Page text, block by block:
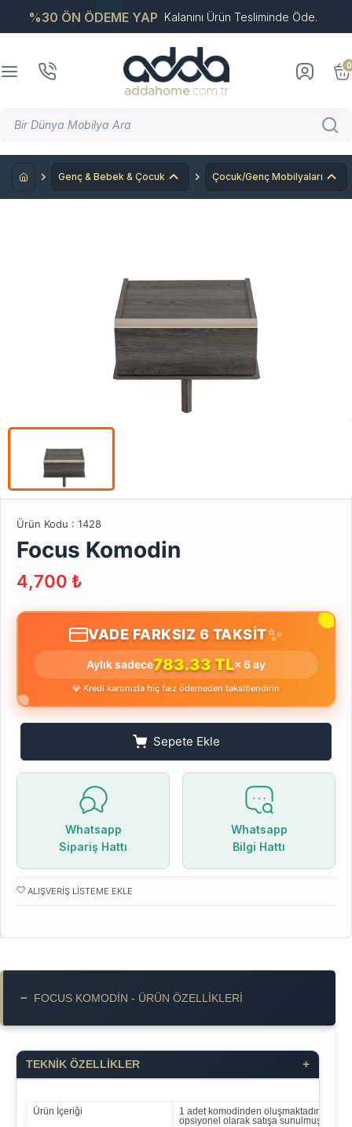
%30 ÖN ÖDEME YAP Kalanını Ürün Tesliminde Öde.
0
Genç & Bebek & Çocuk Çocuk/Genç Mobilyaları
Ürün Kodu : 1428
Focus Komodin
4,700 ₺
VADE FARKSIZ 6 TAKSİT✨
Aylık sadece783.33 TL× 6 ay
💎 Kredi kartınızla hiç faiz ödemeden taksitlendirin
Sepete Ekle
Whatsapp
Sipariş Hattı
Whatsapp
Bilgi Hattı
ALIŞVERIŞ LISTEME EKLE
− FOCUS KOMODIN - ÜRÜN ÖZELLIKLERI
TEKNİK ÖZELLİKLER +
Ürün İçeriği
1 adet komodinden oluşmaktadır. Diğer
opsiyonel olarak satışa sunulmuştur.